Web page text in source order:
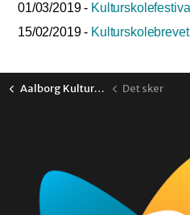
01/03/2019 -
15/02/2019 -
Aalborg Kulturskole Det sker